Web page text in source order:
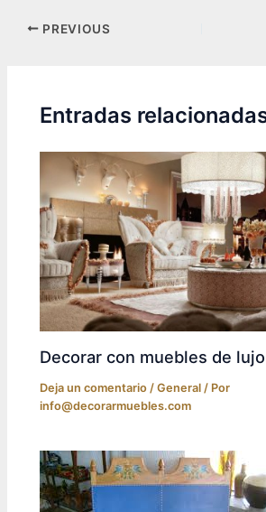
Post
PREVIOUS
Entradas
Decorar con muebles de
Deja un comentario /General / Por
info@decorarmuebles.com